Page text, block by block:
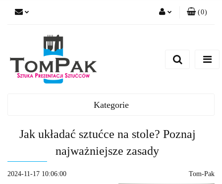
(0)
Kategorie
Jak układać sztućce na stole? Poznaj
najważniejsze zasady
2024-11-17 10:06:00
Tom-Pak